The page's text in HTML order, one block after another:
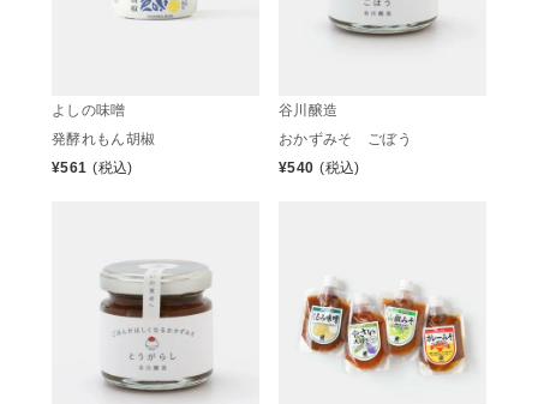
よしの味噌
発酵れもん胡椒
¥561 (税込)
谷川醸造
おかずみそ ごぼう
¥540 (税込)